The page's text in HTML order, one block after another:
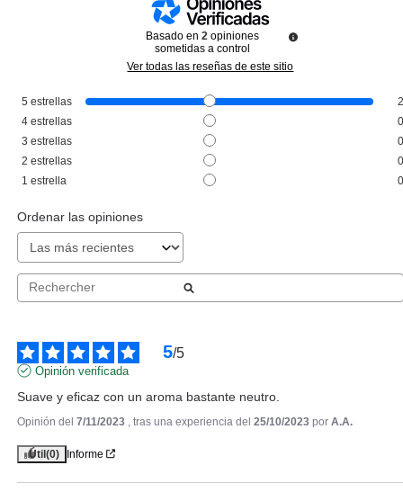
BABARIA
BABARIA DESODORANTE
ROLL-ON DOBLE EFECTO 50
ML
desde
BABARIA DESODORANTE
Basado en 2 opiniones
sometidas a control
Ver todas las reseñas de este sitio
5 estrellas
4 estrellas
3 estrellas
2 estrellas
1 estrella
Ordenar las opiniones
5/5
Opinión verificada
Suave y eficaz con un aroma bastante neutro.
Opinión del 7/11/2023 , tras una experiencia del 25/10/2023 por A.A.
Útil (0) Informe